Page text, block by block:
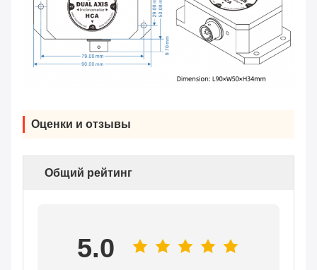
Оценки и отзывы
Общий рейтинг
5.0